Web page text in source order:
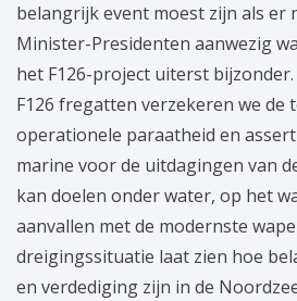
belangrijk event moest zijn als er
Minister-Presidenten aanwezig
het F126-project uiterst bijzonder.
F126 fregatten verzekeren we de
operationele paraatheid en
marine voor de uitdagingen van
kan doelen onder water, op het
aanvallen met de modernste
dreigingssituatie laat zien hoe
en verdediging zijn in de